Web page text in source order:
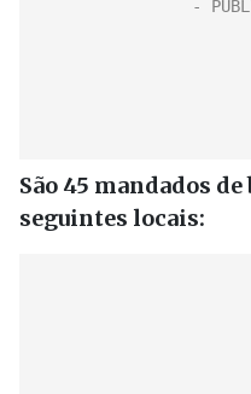
São 45 mandados
seguintes locais: